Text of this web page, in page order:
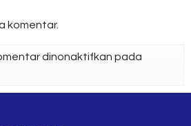
komentar.
dinonaktifkan pada